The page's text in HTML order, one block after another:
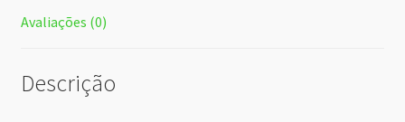
Avaliações (0)
Descrição